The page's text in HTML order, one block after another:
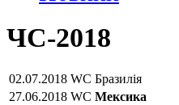
ЧС-2018
02.07.2018 WC Бразилія
27.06.2018 WC Мексика